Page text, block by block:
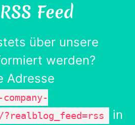
Feed
über unsere
werden?
Adresse
?realblog_feed=rss
in